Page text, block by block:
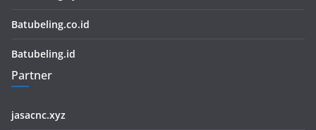
Batubeling.co.id
Batubeling.id
Partner
jasacnc.xyz